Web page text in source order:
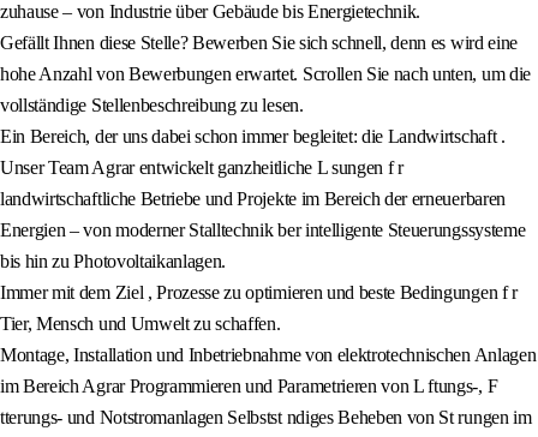
zuhause – von Industrie über Gebäude bis Energietechnik.
Gefällt Ihnen diese Stelle? Bewerben Sie sich schnell, denn es wird eine
hohe Anzahl von Bewerbungen erwartet. Scrollen Sie nach unten, um die
vollständige Stellenbeschreibung zu lesen.
Ein Bereich, der uns dabei schon immer begleitet: die Landwirtschaft .
Unser Team Agrar entwickelt ganzheitliche L sungen f r
landwirtschaftliche Betriebe und Projekte im Bereich der erneuerbaren
Energien – von moderner Stalltechnik ber intelligente Steuerungssysteme
bis hin zu Photovoltaikanlagen.
Immer mit dem Ziel , Prozesse zu optimieren und beste Bedingungen f r
Tier, Mensch und Umwelt zu schaffen.
Montage, Installation und Inbetriebnahme von elektrotechnischen Anlagen
im Bereich Agrar Programmieren und Parametrieren von L ftungs-, F
tterungs- und Notstromanlagen Selbstst ndiges Beheben von St rungen im